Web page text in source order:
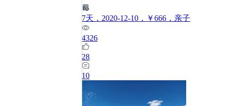
7天 ，2020-12-10 ，￥666 ，亲子
4326
28
10